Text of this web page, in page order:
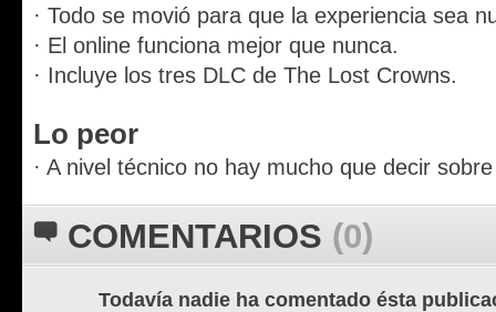
· Todo se movió para que la experiencia sea
· El online funciona mejor que nunca.
· Incluye los tres DLC de The Lost Crowns.
Lo peor
· A nivel técnico no hay mucho que decir
COMENTARIOS (0)
Todavía nadie ha comentado ésta